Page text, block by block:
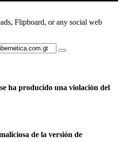
Flipboard, or any social web
ha producido una violación del
de la versión de